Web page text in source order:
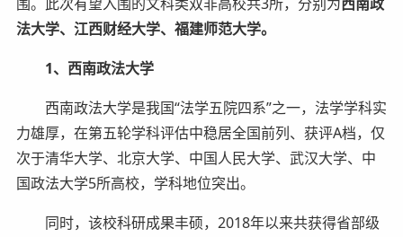
法大学、江西财经大学、福建师范大学。
1、西南政法大学
西南政法大学是我国“法学五院四系”之一，法学学科实
力雄厚，在第五轮学科评估中稳居全国前列、获评A档，仅
次于清华大学、北京大学、中国人民大学、武汉大学、中
国政法大学5所高校，学科地位突出。
同时，该校科研成果丰硕，2018年以来共获得省部级